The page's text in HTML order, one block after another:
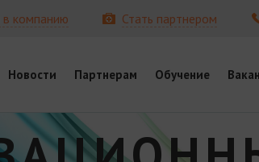
в компанию Стать партнером
Новости Партнерам Обучение